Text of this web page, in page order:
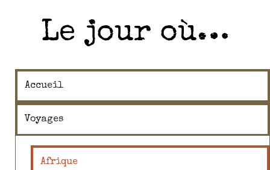
Le jour où…
Accueil
Voyages
Afrique